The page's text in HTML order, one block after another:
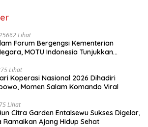
Lihat
Forum Bergengsi Kementerian
MOTU Indonesia Tunjukkan
Lihat
Koperasi Nasional 2026 Dihadiri
Momen Salam Komando Viral
Lihat
Citra Garden Entalsewu Sukses Digelar,
Ramaikan Ajang Hidup Sehat